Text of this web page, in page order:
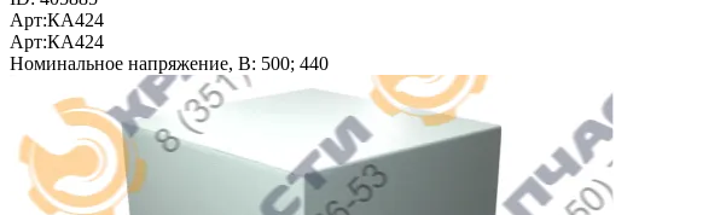
Арт:КА424
Арт:КА424
Номинальное напряжение, В: 500; 440